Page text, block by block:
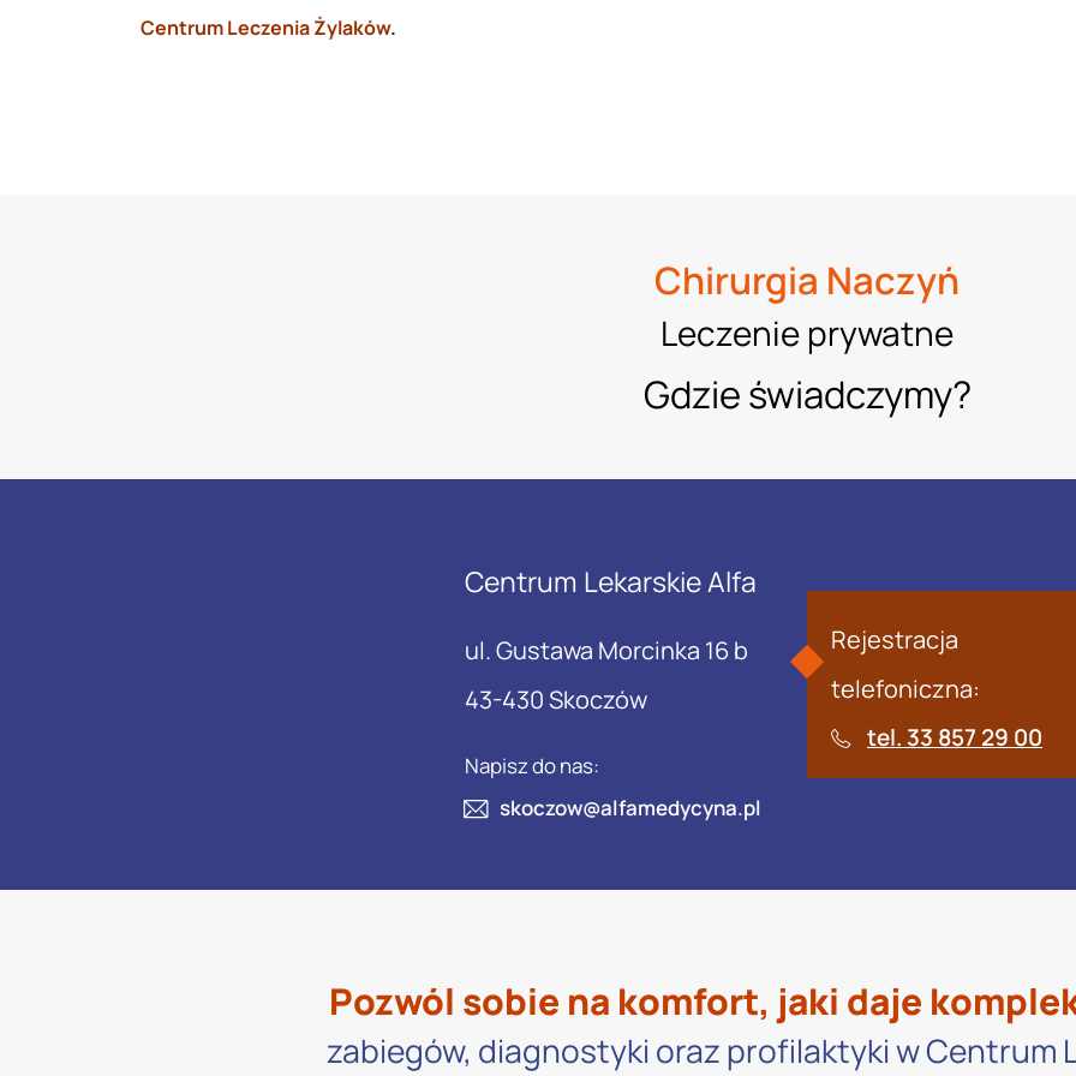
Centrum Leczenia Żylaków.
Chirurgia Naczyń
Leczenie prywatne
Gdzie świadczymy?
Centrum Lekarskie Alfa
ul. Gustawa Morcinka 16 b
43-430 Skoczów
Napisz do nas:
skoczow@alfamedycyna.pl
Rejestracja
telefoniczna:
tel. 33 857 29 00
Pozwól sobie na komfort, jaki daje
zabiegów, diagnostyki oraz profilaktyki w Centrum